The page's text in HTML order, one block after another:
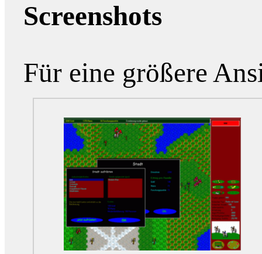
Screenshots
Für eine größere